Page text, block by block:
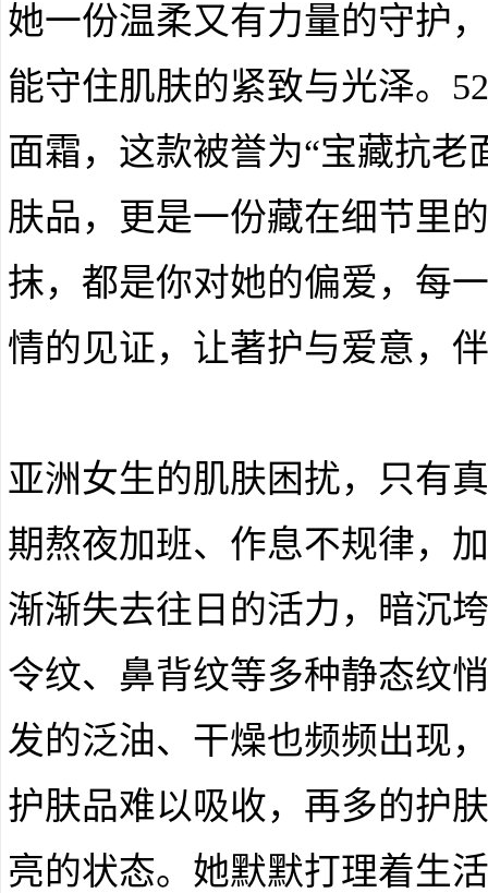
她一份温柔又有力量的守护
能守住肌肤的紧致与光泽。
面霜，这款被誉为“宝藏抗老
肤品，更是一份藏在细节里
抹，都是你对她的偏爱，每
情的见证，让著护与爱意，
亚洲女生的肌肤困扰，只有
期熬夜加班、作息不规律，
渐渐失去往日的活力，暗沉
令纹、鼻背纹等多种静态纹
发的泛油、干燥也频频出现
护肤品难以吸收，再多的护
亮的状态。她默默打理着生